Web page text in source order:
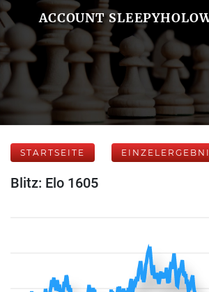
ACCOUNT
STARTSEITE
Blitz: Elo 1605